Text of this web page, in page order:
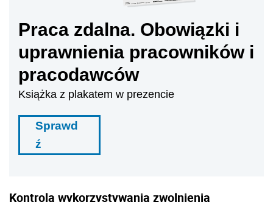
Praca zdalna. Obowiązki i
uprawnienia pracowników i
pracodawców
Książka z plakatem w prezencie
Sprawd
ź
Kontrola wykorzystywania zwolnienia